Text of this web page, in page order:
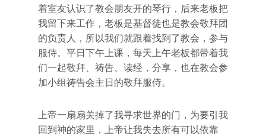
着室友认识了教会朋友开的琴行，后来老板把
我留下来工作，老板是基督徒也是教会敬拜团
的负责人，所以我们就跟着找到了教会，参与
服侍。平日下午上课，每天上午老板都带着我
们一起敬拜、祷告、读经，分享，也在教会参
加小组祷告会主日的敬拜服侍。
上帝一扇扇关掉了我寻求世界的门，为要引我
回到神的家里，上帝让我失去所有可以依靠